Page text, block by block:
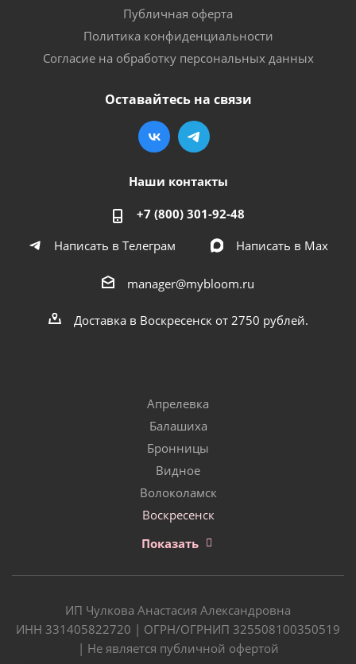
Публичная оферта
Политика конфиденциальности
Согласие на обработку персональных данных
Оставайтесь на связи
Наши контакты
+7 (800) 301-92-48
Написать в Телеграм
Написать в Мах
manager@mybloom.ru
Доставка в Воскресенск от 2750 рублей.
Апрелевка
Балашиха
Бронницы
Видное
Волоколамск
Воскресенск
Показать
ИП Чулкова Анастасия Александровна
ИНН 331405822720 | ОГРН/ОГРНИП 325508100350519
| Не является публичной офертой